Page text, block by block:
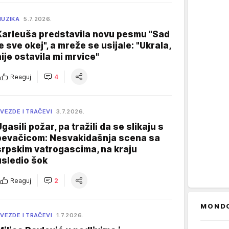
5.7.2026.
predstavila novu pesmu "Sad
sve okej", a mreže se usijale: "Ukrala,
ostavila mi mrvice"
Reaguj 4
I TRAČEVI 3.7.2026.
požar, pa tražili da se slikaju s
Nesvakidašnja scena sa
vatrogascima, na kraju
šok
Reaguj 2
I TRAČEVI 1.7.2026.